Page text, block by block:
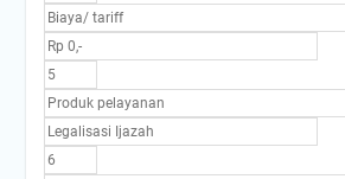
Biaya/ tariff
Rp 0,-
5
Produk pelayanan
Legalisasi Ijazah
6